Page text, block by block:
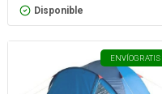
Disponible
ENVÍOGRATIS